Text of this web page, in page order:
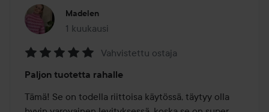
Madelen
1 kuukausi
Viesti luotiin 1 kuukausi
5
/
5
Vahvistettu ostaja
Paljon tuotetta rahalle
Tämä! Se on todella riittoisa käytössä, täytyy olla